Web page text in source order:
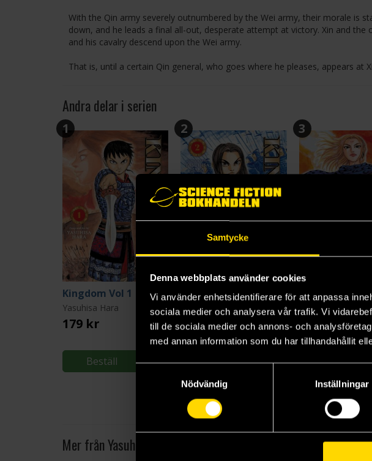
Samtycke
Denna webbplats använder cookies
Vi använder enhetsidentifierare för att anpassa
sociala medier och analysera vår trafik. Vi
till de sociala medier och annons- och
med annan information som du har tillhandahållit
Nödvändig
Inställningar
With the Qin army severely outnumbered by the Wei army, their morale is
down, and he leads a final all-out, desperate attempt at victory. Xin and
and his cavalry descend upon the Wei army.
That is, until a certain Qin general, who goes where he pleases, appears at
Andra delar i serien
1
Kingdom Vol 1
Yasuhisa Hara
179 kr
Beställ
2
Kingdom Vol 2
Yasuhisa Hara
179 kr
Beställ
3
Kingdom Vol 3
Yasuhisa Hara
179 kr
Beställ
Mer från Yasuhisa Hara